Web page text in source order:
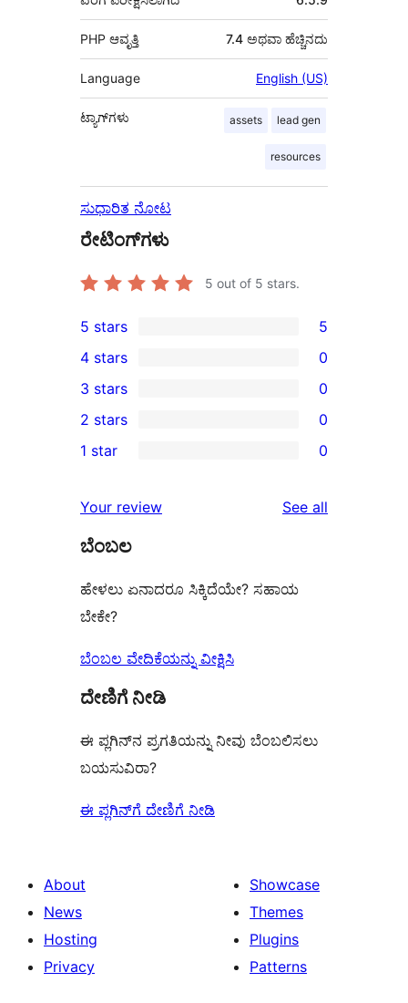
PHP ಆವೃತ್ತಿ 7.4 ಅಥವಾ ಹೆಚ್ಚಿನದು
Language English (US)
ಟ್ಯಾಗ್‌ಗಳು assets lead gen
resources
ಸುಧಾರಿತ ನೋಟ
ರೇಟಿಂಗ್‌ಗಳು
5 out of 5 stars.
5
5-
star
reviews
5 stars 5
4-
star
reviews
4 stars 0
0
3-
star
3 stars 0
2-
reviews
2 stars 0
star
reviews
1 star 0
Your review See all
ಬೆಂಬಲ
ಹೇಳಲು ಏನಾದರೂ ಸಿಕ್ಕಿದೆಯೇ? ಸಹಾಯ
ಬೇಕೇ?
ಬೆಂಬಲ ವೇದಿಕೆಯನ್ನು ವೀಕ್ಷಿಸಿ
ದೇಣಿಗೆ ನೀಡಿ
ಈ ಪ್ಲಗಿನ್‌ನ ಪ್ರಗತಿಯನ್ನು ನೀವು ಬೆಂಬಲಿಸಲು
ಬಯಸುವಿರಾ?
ಈ ಪ್ಲಗಿನ್‌ಗೆ ದೇಣಿಗೆ ನೀಡಿ
About
News
Hosting
Privacy
Showcase
Themes
Plugins
Patterns